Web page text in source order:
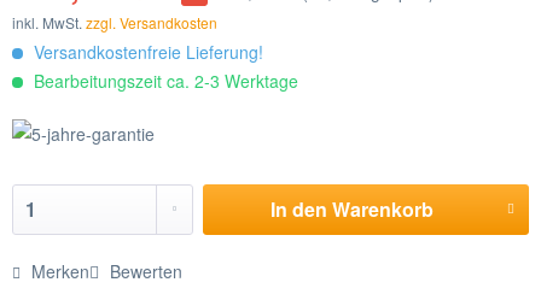
inkl. MwSt. zzgl. Versandkosten
Versandkostenfreie Lieferung!
Bearbeitungszeit ca. 2-3 Werktage
In den Warenkorb
Merken Bewerten